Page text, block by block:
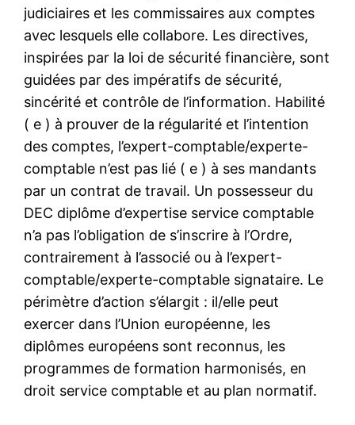
judiciaires et les commissaires aux comptes
avec lesquels elle collabore. Les directives,
inspirées par la loi de sécurité financière, sont
guidées par des impératifs de sécurité,
sincérité et contrôle de l’information. Habilité
( e ) à prouver de la régularité et l’intention
des comptes, l’expert-comptable/experte-
comptable n’est pas lié ( e ) à ses mandants
par un contrat de travail. Un possesseur du
DEC diplôme d’expertise service comptable
n’a pas l’obligation de s’inscrire à l’Ordre,
contrairement à l’associé ou à l’expert-
comptable/experte-comptable signataire. Le
périmètre d’action s’élargit : il/elle peut
exercer dans l’Union européenne, les
diplômes européens sont reconnus, les
programmes de formation harmonisés, en
droit service comptable et au plan normatif.